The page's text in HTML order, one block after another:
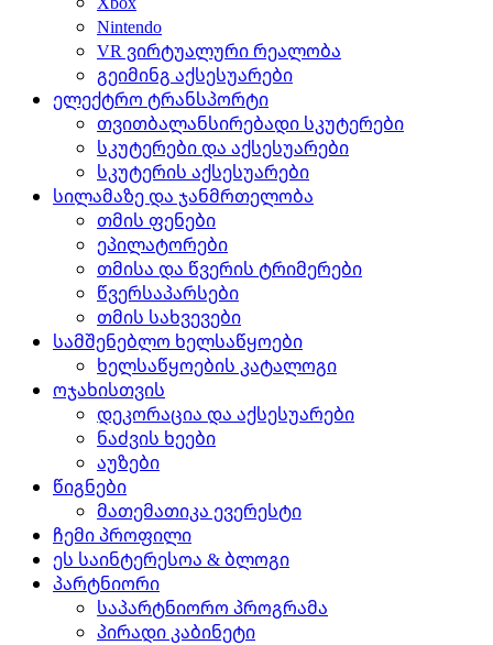
Nintendo
VR ვირტუალური რეალობა
გეიმინგ აქსესუარები
ელექტრო ტრანსპორტი
თვითბალანსირებადი სკუტერები
სკუტერები და აქსესუარები
სკუტერის აქსესუარები
სილამაზე და ჯანმრთელობა
თმის ფენები
ეპილატორები
თმისა და წვერის ტრიმერები
წვერსაპარსები
თმის სახვევები
სამშენებლო ხელსაწყოები
ხელსაწყოების კატალოგი
ოჯახისთვის
დეკორაცია და აქსესუარები
ნაძვის ხეები
აუზები
წიგნები
მათემათიკა ევერესტი
ჩემი პროფილი
ეს საინტერესოა & ბლოგი
პარტნიორი
საპარტნიორო პროგრამა
პირადი კაბინეტი